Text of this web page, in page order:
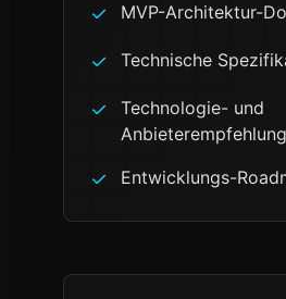
✓ MVP-Architektur-
✓ Technische
✓
Technologie- und
✓ Entwicklungs-